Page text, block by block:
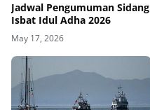
Jadwal Pengumuman Sidang
Isbat Idul Adha 2026
May 17, 2026